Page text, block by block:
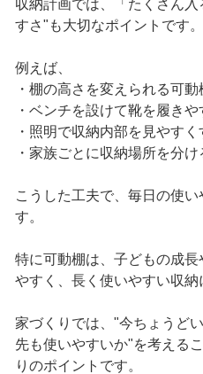
収納計画では、「たくさん
すさ"も大切なポイントです。
例えば、
・棚の高さを変えられる可動
・ベンチを設けて靴を履きや
・照明で収納内部を見やすく
・家族ごとに収納場所を分け
こうした工夫で、毎日の使
す。
特に可動棚は、子どもの成
やすく、長く使いやすい収納
家づくりでは、"今ちょうど
先も使いやすいか"を考える
りのポイントです。